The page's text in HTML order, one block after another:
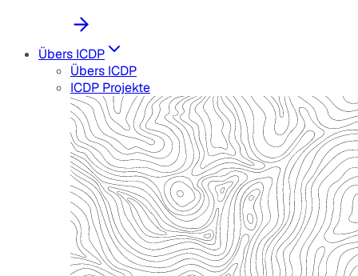
Übers ICDP
Übers ICDP
ICDP Projekte